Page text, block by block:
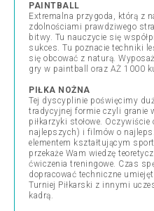
PAINTBALL
Extremalna przygoda, którą z
zdolnościami prawdziwego
bitwy. Tu nauczycie się
sukces. Tu poznacie techniki
się obcować z naturą.
gry w paintball oraz AŻ 1000
PIŁKA NOŻNA
Tej dyscyplinie poświęcimy
tradycyjnej formie czyli granie
piłkarzyki stołowe.
najlepszych) i filmów o
elementem kształtującym
przekaże Wam wiedzę
ćwiczenia treningowe. Czas
dopracować techniczne
Turniej Piłkarski z innymi
kadrą.